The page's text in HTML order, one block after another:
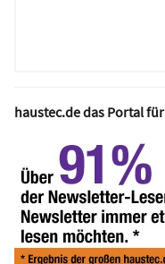
haustec.de das Portal